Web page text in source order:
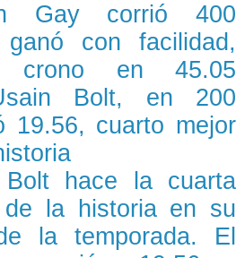
Gay corrió 400
con facilidad,
crono en 45.05
Bolt, en 200
19.56, cuarto mejor
hace la cuarta
de la historia en su
la temporada. El